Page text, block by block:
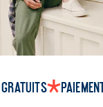
gratuits